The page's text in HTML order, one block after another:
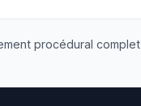
procédural complet